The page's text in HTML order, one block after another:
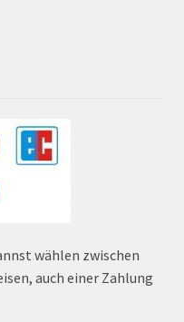
wählen zwischen
auch einer Zahlung